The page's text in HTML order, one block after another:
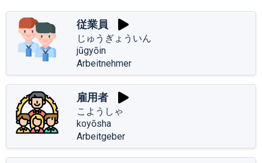
従業員
じゅうぎょういん
jūgyōin
Arbeitnehmer
雇用者
こようしゃ
koyōsha
Arbeitgeber